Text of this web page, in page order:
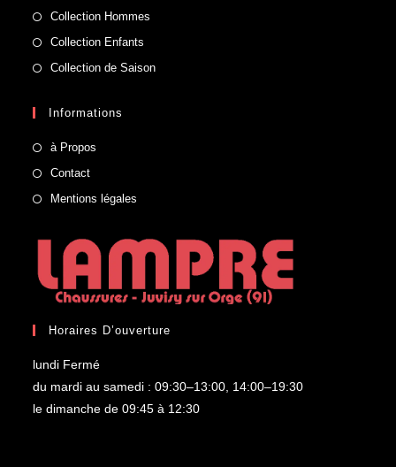
Collection Hommes
Collection Enfants
Collection de Saison
Informations
à Propos
Contact
Mentions légales
Horaires D’ouverture
lundi Fermé
du mardi au samedi : 09:30–13:00, 14:00–19:30
le dimanche de 09:45 à 12:30